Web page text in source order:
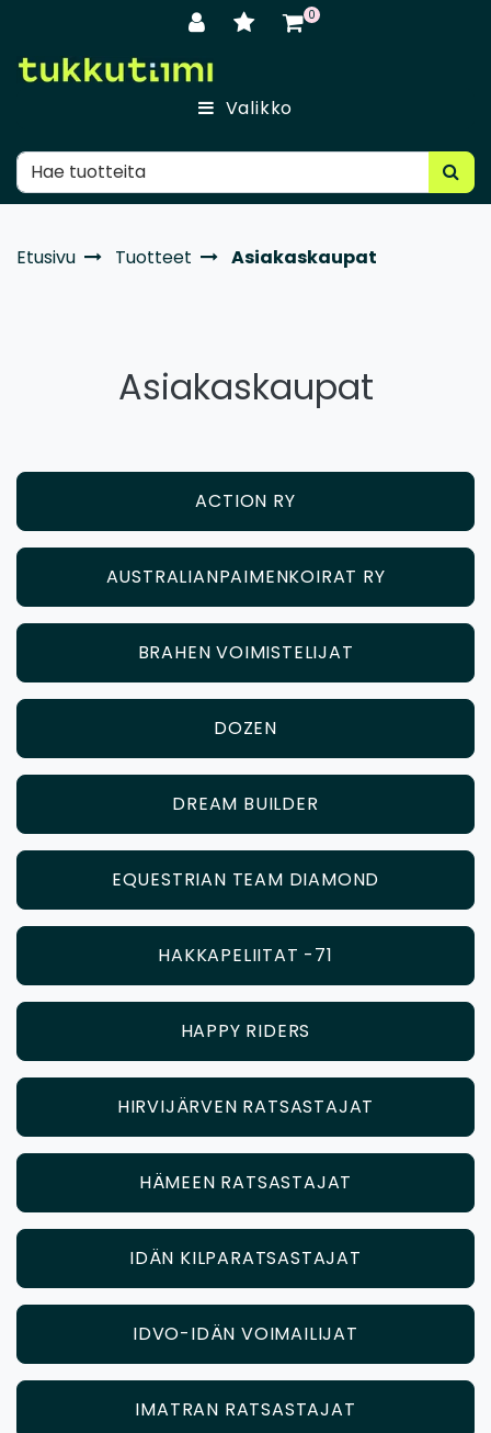
0
Valikko
Etusivu Tuotteet Asiakaskaupat
Asiakaskaupat
ACTION RY
AUSTRALIANPAIMENKOIRAT RY
BRAHEN VOIMISTELIJAT
DOZEN
DREAM BUILDER
EQUESTRIAN TEAM DIAMOND
HAKKAPELIITAT -71
HAPPY RIDERS
HIRVIJÄRVEN RATSASTAJAT
HÄMEEN RATSASTAJAT
IDÄN KILPARATSASTAJAT
IDVO-IDÄN VOIMAILIJAT
IMATRAN RATSASTAJAT